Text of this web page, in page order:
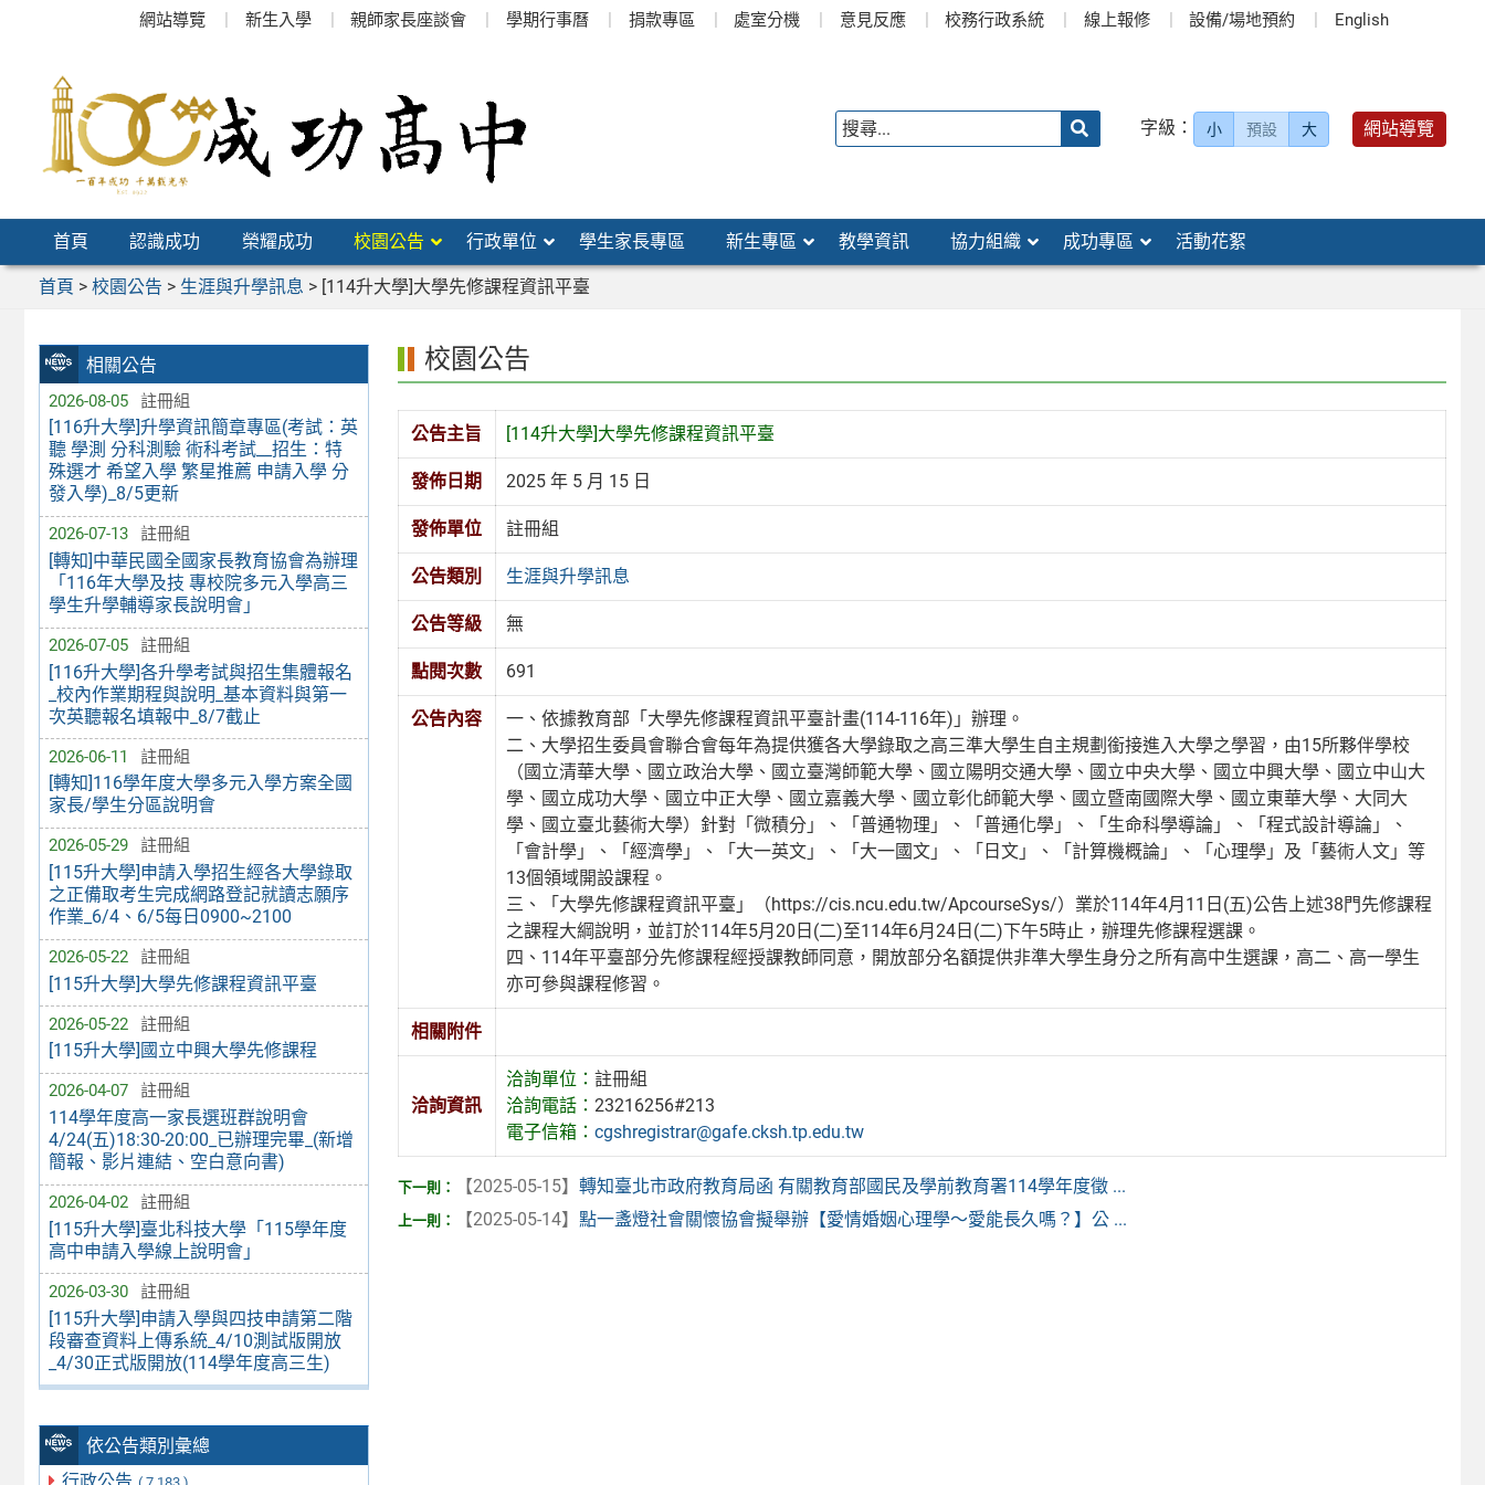
網站導覽 新生入學 親師家長座談會 學期行事曆 捐款專區 處室分機 意見反應 校務行政系統 線上報修 設備/場地預約 English
字級： 小 預設 大 網站導覽
首頁 認識成功 榮耀成功 校園公告 行政單位 學生家長專區 新生專區 教學資訊 協力組織 成功專區 活動花絮
首頁 > 校園公告 > 生涯與升學訊息 > [114升大學]大學先修課程資訊平臺
相關公告
2026-08-05 註冊組
[116升大學]升學資訊簡章專區(考試：英
聽 學測 分科測驗 術科考試__招生：特
殊選才 希望入學 繁星推薦 申請入學 分
發入學)_8/5更新
2026-07-13 註冊組
[轉知]中華民國全國家長教育協會為辦理
「116年大學及技 專校院多元入學高三
學生升學輔導家長說明會」
2026-07-05 註冊組
[116升大學]各升學考試與招生集體報名
_校內作業期程與說明_基本資料與第一
次英聽報名填報中_8/7截止
2026-06-11 註冊組
[轉知]116學年度大學多元入學方案全國
家長/學生分區說明會
2026-05-29 註冊組
[115升大學]申請入學招生經各大學錄取
之正備取考生完成網路登記就讀志願序
作業_6/4、6/5每日0900~2100
2026-05-22 註冊組
[115升大學]大學先修課程資訊平臺
2026-05-22 註冊組
[115升大學]國立中興大學先修課程
2026-04-07 註冊組
114學年度高一家長選班群說明會
4/24(五)18:30-20:00_已辦理完畢_(新增
簡報、影片連結、空白意向書)
2026-04-02 註冊組
[115升大學]臺北科技大學「115學年度
高中申請入學線上說明會」
2026-03-30 註冊組
[115升大學]申請入學與四技申請第二階
段審查資料上傳系統_4/10測試版開放
_4/30正式版開放(114學年度高三生)
依公告類別彙總
校園公告
公告主旨 [114升大學]大學先修課程資訊平臺
發佈日期 2025 年 5 月 15 日
發佈單位 註冊組
公告類別 生涯與升學訊息
公告等級 無
點閱次數 691
公告內容
一、依據教育部「大學先修課程資訊平臺計畫(114-116年)」辦理。
二、大學招生委員會聯合會每年為提供獲各大學錄取之高三準大學生自主規劃銜接進入大學之學習，由15所夥伴學校
（國立清華大學、國立政治大學、國立臺灣師範大學、國立陽明交通大學、國立中央大學、國立中興大學、國立中山大
學、國立成功大學、國立中正大學、國立嘉義大學、國立彰化師範大學、國立暨南國際大學、國立東華大學、大同大
學、國立臺北藝術大學）針對「微積分」、「普通物理」、「普通化學」、「生命科學導論」、「程式設計導論」、
「會計學」、「經濟學」、「大一英文」、「大一國文」、「日文」、「計算機概論」、「心理學」及「藝術人文」等
13個領域開設課程。
三、「大學先修課程資訊平臺」（https://cis.ncu.edu.tw/ApcourseSys/）業於114年4月11日(五)公告上述38門先修課程
之課程大綱說明，並訂於114年5月20日(二)至114年6月24日(二)下午5時止，辦理先修課程選課。
四、114年平臺部分先修課程經授課教師同意，開放部分名額提供非準大學生身分之所有高中生選課，高二、高一學生
亦可參與課程修習。
相關附件
洽詢資訊
洽詢單位：註冊組
洽詢電話：23216256#213
電子信箱：cgshregistrar@gafe.cksh.tp.edu.tw
【2025-05-15】 轉知臺北市政府教育局函 有關教育部國民及學前教育署114學年度徵 ...
【2025-05-14】 點一盞燈社會關懷協會擬舉辦【愛情婚姻心理學〜愛能長久嗎？】公 ...